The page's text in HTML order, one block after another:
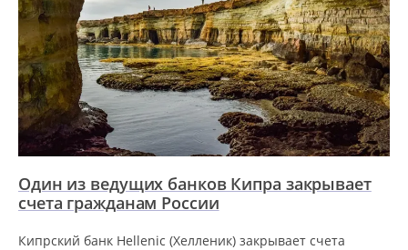
Один из ведущих банков Кипра закрывает
счета гражданам России
Кипрский банк Hellenic (Хелленик) закрывает счета